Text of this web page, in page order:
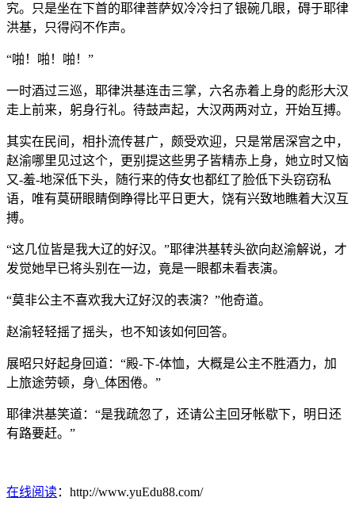
究。只是坐在下首的耶律菩萨奴冷冷扫了银碗几眼，碍于耶律
洪基，只得闷不作声。
“啪！啪！啪！”
一时酒过三巡，耶律洪基连击三掌，六名赤着上身的彪形大汉
走上前来，躬身行礼。待鼓声起，大汉两两对立，开始互搏。
其实在民间，相扑流传甚广，颇受欢迎，只是常居深宫之中，
赵渝哪里见过这个，更别提这些男子皆精赤上身，她立时又恼
又-羞-地深低下头，随行来的侍女也都红了脸低下头窃窃私
语，唯有莫研眼睛倒睁得比平日更大，饶有兴致地瞧着大汉互
搏。
“这几位皆是我大辽的好汉。”耶律洪基转头欲向赵渝解说，才
发觉她早已将头别在一边，竟是一眼都未看表演。
“莫非公主不喜欢我大辽好汉的表演？”他奇道。
赵渝轻轻摇了摇头，也不知该如何回答。
展昭只好起身回道：“殿-下-体恤，大概是公主不胜酒力，加
上旅途劳顿，身\_体困倦。”
耶律洪基笑道：“是我疏忽了，还请公主回牙帐歇下，明日还
有路要赶。”
在线阅读：http://www.yuEdu88.com/